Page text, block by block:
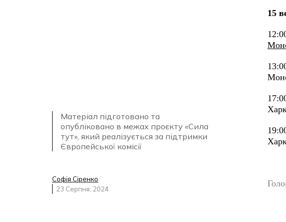
Матеріал підготовано та
опубліковано в межах проєкту «Сила
тут», який реалізується за підтримки
Європейської комісії
Софія Сіренко
23 Серпня, 2024
15